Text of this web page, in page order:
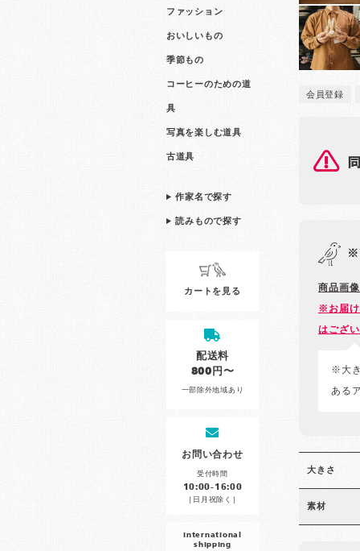
ファッション
おいしいもの
季節もの
コーヒーのための道
具
写真を楽しむ道具
古道具
作家名で探す
読みもので探す
カートを見る
配送料
800円〜
一部除外地域あり
お問い合わせ
受付時間
10:00-16:00
［日月祝除く］
international
shipping
会員登録
※
商品画
※お届け
はござ
※大
ある
大きさ
素材